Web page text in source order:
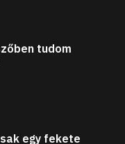
tudom
egy fekete